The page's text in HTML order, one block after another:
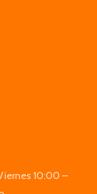
10:00 –